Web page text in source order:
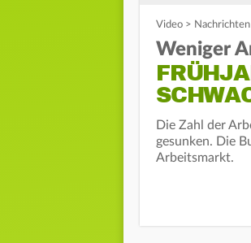
Video > Nachrichten
Weniger
Die Zahl der
gesunken. Die
Arbeitsmarkt.